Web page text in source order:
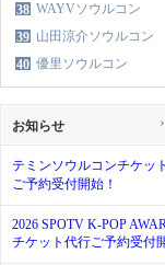
38 WAYVソウルコン
39 山田涼介ソウルコン
40 優里ソウルコン
お知らせ
テミンソウルコンチケッ
ご予約受付開始！
2026 SPOTV K-POP
チケット代行ご予約受付
›